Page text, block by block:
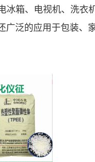
冰箱、电视机、洗衣
广泛的应用于包装、